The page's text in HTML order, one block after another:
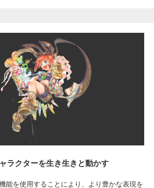
ラクターを生き生きと動かす
能を使用することにより、より豊かな表現を